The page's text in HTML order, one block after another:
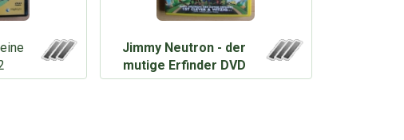
Jimmy Neutron - der
mutige Erfinder DVD